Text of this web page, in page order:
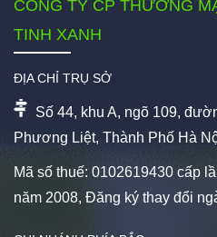
CÔNG TY CP THƯƠNG
TINH XANH
ĐỊA CHỈ TRỤ SỞ
Số 44, khu A, ngõ 109,
Phương Liệt, Thành Phố Hà
Mã số thuế: 0102619430 cấp
năm 2008, Đăng ký thay đổi